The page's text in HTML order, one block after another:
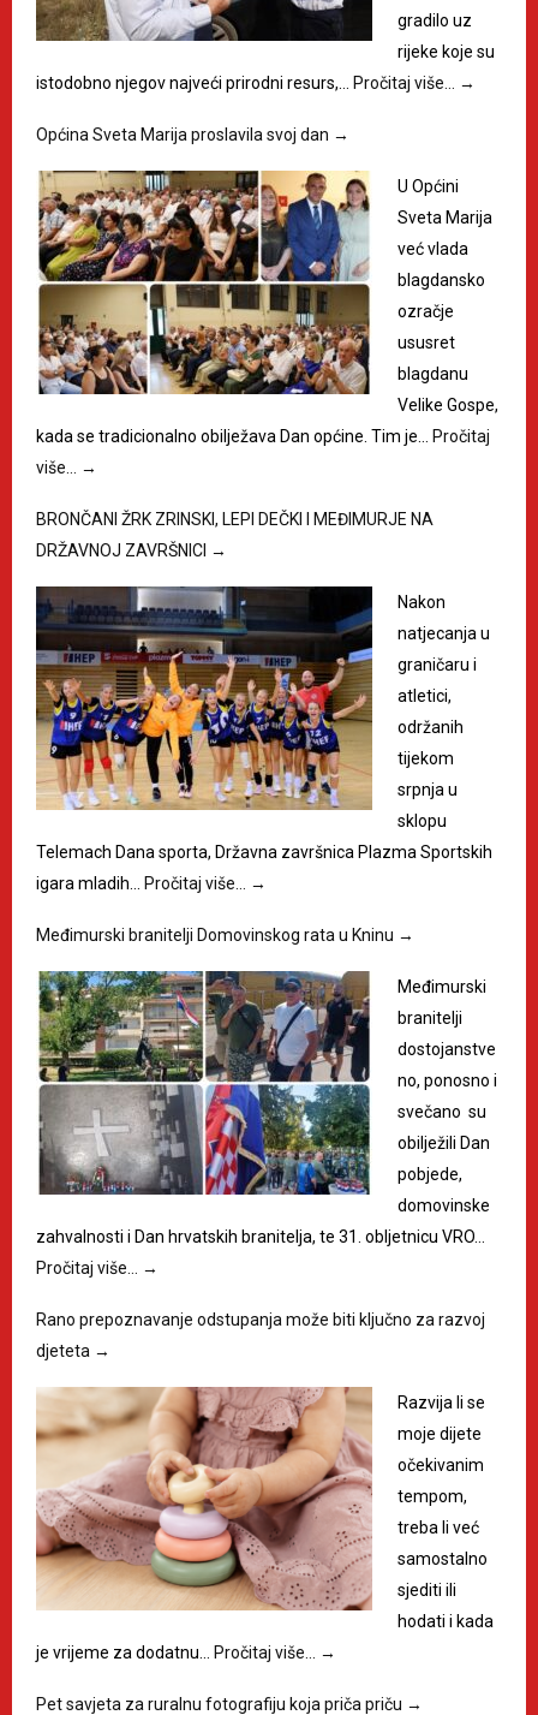
gradilo uz
rijeke koje su
istodobno njegov najveći prirodni resurs,…
Pročitaj više… →
Općina Sveta Marija proslavila svoj dan →
U Općini
Sveta Marija
već vlada
blagdansko
ozračje
ususret
blagdanu
Velike Gospe,
kada se tradicionalno obilježava Dan općine. Tim je…
Pročitaj
više…
→
BRONČANI ŽRK ZRINSKI, LEPI DEČKI I MEĐIMURJE NA
DRŽAVNOJ ZAVRŠNICI →
Nakon
natjecanja u
graničaru i
atletici,
održanih
tijekom
srpnja u
sklopu
Telemach Dana sporta, Državna završnica Plazma Sportskih
igara mladih…
Pročitaj više… →
Međimurski branitelji Domovinskog rata u Kninu →
Međimurski
branitelji
dostojanstve
no, ponosno i
svečano su
obilježili Dan
pobjede,
domovinske
zahvalnosti i Dan hrvatskih branitelja, te 31. obljetnicu VRO…
Pročitaj više…
→
Rano prepoznavanje odstupanja može biti ključno za razvoj
djeteta →
Razvija li se
moje dijete
očekivanim
tempom,
treba li već
samostalno
sjediti ili
hodati i kada
je vrijeme za dodatnu…
Pročitaj više… →
Pet savjeta za ruralnu fotografiju koja priča priču →